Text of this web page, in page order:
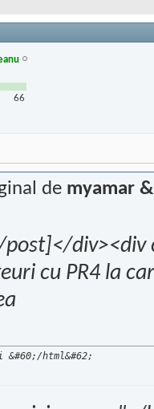
66
de myamar
div><div
cu PR4 la
&#60;/html&#62;